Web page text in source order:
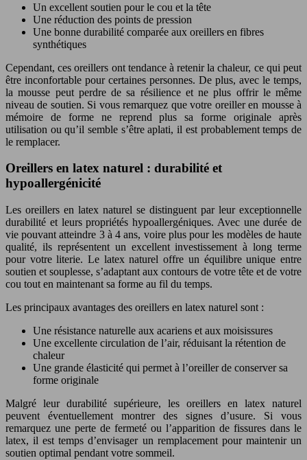
Un excellent soutien pour le cou et la tête
Une réduction des points de pression
Une bonne durabilité comparée aux oreillers en fibres
synthétiques
Cependant, ces oreillers ont tendance à retenir la chaleur, ce qui peut
être inconfortable pour certaines personnes. De plus, avec le temps,
la mousse peut perdre de sa résilience et ne plus offrir le même
niveau de soutien. Si vous remarquez que votre oreiller en mousse à
mémoire de forme ne reprend plus sa forme originale après
utilisation ou qu’il semble s’être aplati, il est probablement temps de
le remplacer.
Oreillers en latex naturel : durabilité et
hypoallergénicité
Les oreillers en latex naturel se distinguent par leur exceptionnelle
durabilité et leurs propriétés hypoallergéniques. Avec une durée de
vie pouvant atteindre 3 à 4 ans, voire plus pour les modèles de haute
qualité, ils représentent un excellent investissement à long terme
pour votre literie. Le latex naturel offre un équilibre unique entre
soutien et souplesse, s’adaptant aux contours de votre tête et de votre
cou tout en maintenant sa forme au fil du temps.
Les principaux avantages des oreillers en latex naturel sont :
Une résistance naturelle aux acariens et aux moisissures
Une excellente circulation de l’air, réduisant la rétention de
chaleur
Une grande élasticité qui permet à l’oreiller de conserver sa
forme originale
Malgré leur durabilité supérieure, les oreillers en latex naturel
peuvent éventuellement montrer des signes d’usure. Si vous
remarquez une perte de fermeté ou l’apparition de fissures dans le
latex, il est temps d’envisager un remplacement pour maintenir un
soutien optimal pendant votre sommeil.